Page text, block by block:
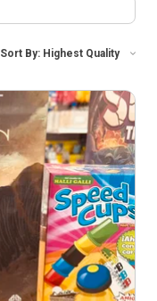
Sort By: